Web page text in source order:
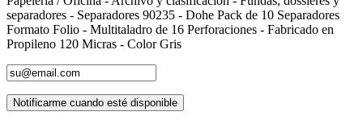
separadores - Separadores 90235 - Dohe Pack de 10 Separadores
Formato Folio - Multitaladro de 16 Perforaciones - Fabricado en
Propileno 120 Micras - Color Gris
Notificarme cuando esté disponible